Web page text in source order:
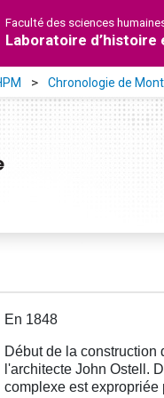
Faculté des sciences
Laboratoire
Chronologie de
En 1848
Début de la construction
l'architecte John Ostell.
complexe est